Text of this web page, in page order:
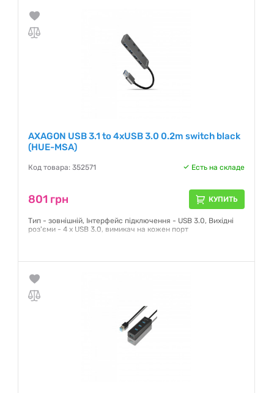
AXAGON USB 3.1 to 4xUSB 3.0 0.2m switch black
(HUE-MSA)
Код товара: 352571 Есть на складе
801 грн КУПИТЬ
Тип - зовнішній, Інтерфейс підключення - USB 3.0, Вихідні
роз'єми - 4 x USB 3.0, вимикач на кожен порт